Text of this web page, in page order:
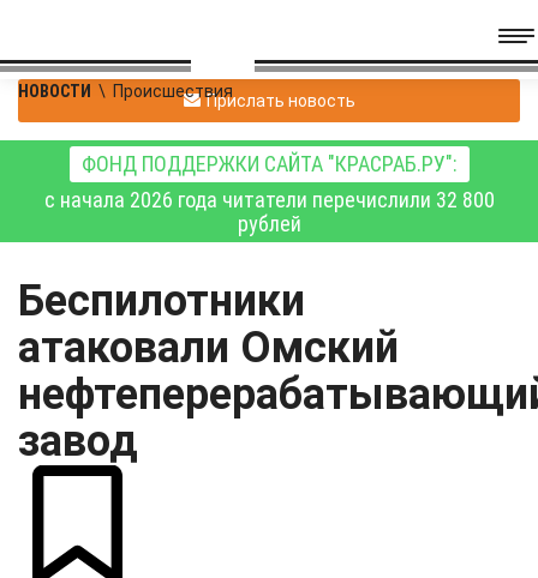
НОВОСТИ \ ПроисшествияПрислать новость
ФОНД ПОДДЕРЖКИ САЙТА "КРАСРАБ.РУ":
с начала 2026 года читатели перечислили 32 800
рублей
Беспилотники
атаковали Омский
завод